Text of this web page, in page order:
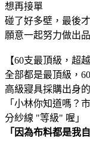
想再接單
碰了好多壁，最後
願意一起努力做出
【60支最頂級，超
全部都是最頂級，
高級寢具採購出身
「小林你知道嗎？
分紗線 "等級" 喔」
「因為布料都是我